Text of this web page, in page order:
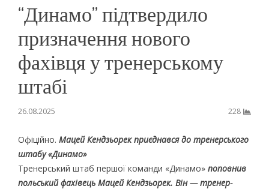
“Динамо” підтвердило
призначення нового
фахівця у тренерському
штабі
26.08.2025 228
Офіційно. Мацей Кендзьорек приєднався до тренерського
штабу «Динамо»
Тренерський штаб першої команди «Динамо» поповнив
польський фахівець Мацей Кендзьорек. Він — тренер-